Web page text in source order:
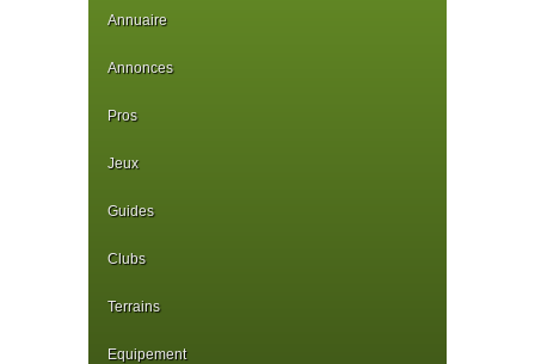
Annuaire
Annonces
Pros
Jeux
Guides
Clubs
Terrains
Equipement